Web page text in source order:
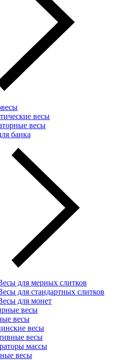
весы
весы
банка
для мерных слитков
для стандартных слитков
для монет
весы
весы
весы
весы
массы
весы